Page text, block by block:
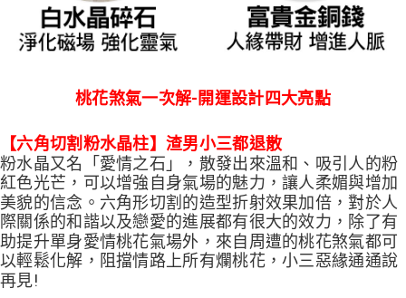
桃花煞氣一次解-開運設計四大亮點
【六角切割粉水晶柱】渣男小三都退散
粉水晶又名「愛情之石」，散發出來溫和、吸引人的粉
紅色光芒，可以增強自身氣場的魅力，讓人柔媚與增加
美貌的信念。六角形切割的造型折射效果加倍，對於人
際關係的和諧以及戀愛的進展都有很大的效力，除了有
助提升單身愛情桃花氣場外，來自周遭的桃花煞氣都可
以輕鬆化解，阻擋情路上所有爛桃花，小三惡緣通通說
再見!